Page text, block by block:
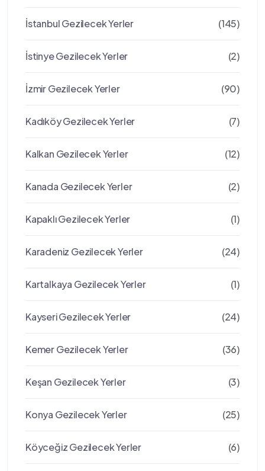
İstanbul Gezilecek Yerler (145)
İstinye Gezilecek Yerler (2)
İzmir Gezilecek Yerler (90)
Kadıköy Gezilecek Yerler (7)
Kalkan Gezilecek Yerler (12)
Kanada Gezilecek Yerler (2)
Kapaklı Gezilecek Yerler (1)
Karadeniz Gezilecek Yerler (24)
Kartalkaya Gezilecek Yerler (1)
Kayseri Gezilecek Yerler (24)
Kemer Gezilecek Yerler (36)
Keşan Gezilecek Yerler (3)
Konya Gezilecek Yerler (25)
Köyceğiz Gezilecek Yerler (6)